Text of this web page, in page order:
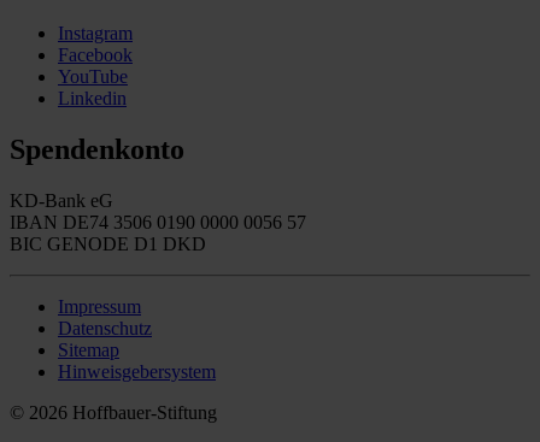
Instagram
Facebook
YouTube
Linkedin
Spendenkonto
KD-Bank eG
IBAN DE74 3506 0190 0000 0056 57
BIC GENODE D1 DKD
Impressum
Datenschutz
Sitemap
Hinweisgebersystem
© 2026 Hoffbauer-Stiftung